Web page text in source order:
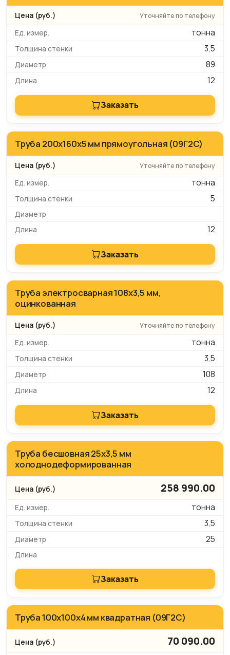
Уточняйте по телефону
тонна
3,5
89
12
Заказать
Труба 200x160x5 мм прямоугольная (09Г2С)
Уточняйте по телефону
тонна
5
12
Заказать
Труба электросварная 108x3,5 мм,
оцинкованная
Уточняйте по телефону
тонна
3,5
108
12
Заказать
Труба бесшовная 25х3,5 мм
холоднодеформированная
258 990.00
тонна
3,5
25
Заказать
Труба 100x100х4 мм квадратная (09Г2С)
70 090.00